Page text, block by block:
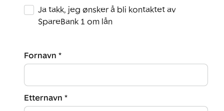
Ja takk, jeg ønsker å bli kontaktet av
SpareBank 1 om lån
Fornavn *
Etternavn *